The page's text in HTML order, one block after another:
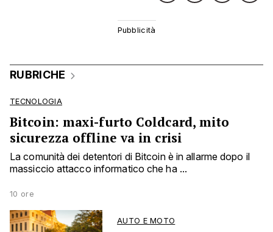
RUBRICHE
TECNOLOGIA
Bitcoin: maxi-furto Coldcard, mito
sicurezza offline va in crisi
La comunità dei detentori di Bitcoin è in allarme dopo il
massiccio attacco informatico che ha ...
10 ore
AUTO E MOTO